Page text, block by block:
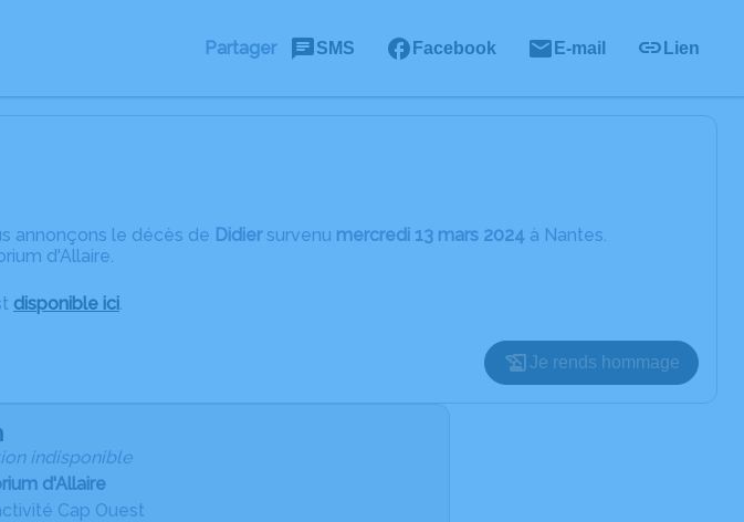
Partager SMS Facebook E-mail Lien
annonçons le décès de Didiersurvenu mercredi 13 mars 2024 à Nantes.
d'Allaire.
disponible ici.
Je rends hommage
indisponible
d'Allaire
Cap Ouest